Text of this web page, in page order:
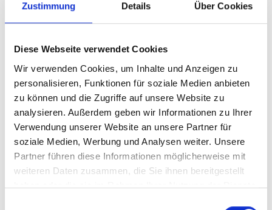
Zustimmung Details Über Cookies
Diese Webseite verwendet Cookies
Wir verwenden Cookies, um Inhalte und Anzeigen zu
personalisieren, Funktionen für soziale Medien anbieten
zu können und die Zugriffe auf unsere Website zu
analysieren. Außerdem geben wir Informationen zu Ihrer
Verwendung unserer Website an unsere Partner für
soziale Medien, Werbung und Analysen weiter. Unsere
Partner führen diese Informationen möglicherweise mit
weiteren Daten zusammen, die Sie ihnen bereitgestellt
haben oder die sie im Rahmen Ihrer Nutzung der Dienste
4 Jahre Systemgarantie
SLA 5/9/NBD - 48
Produktnummer:
AEXT-SLA-5/9/NBD/48
Hersteller:
Protec IT-Solutions
Verfügbarkeit:
Nicht lagernd
Lieferzeit:
Nicht mehr verfügbar